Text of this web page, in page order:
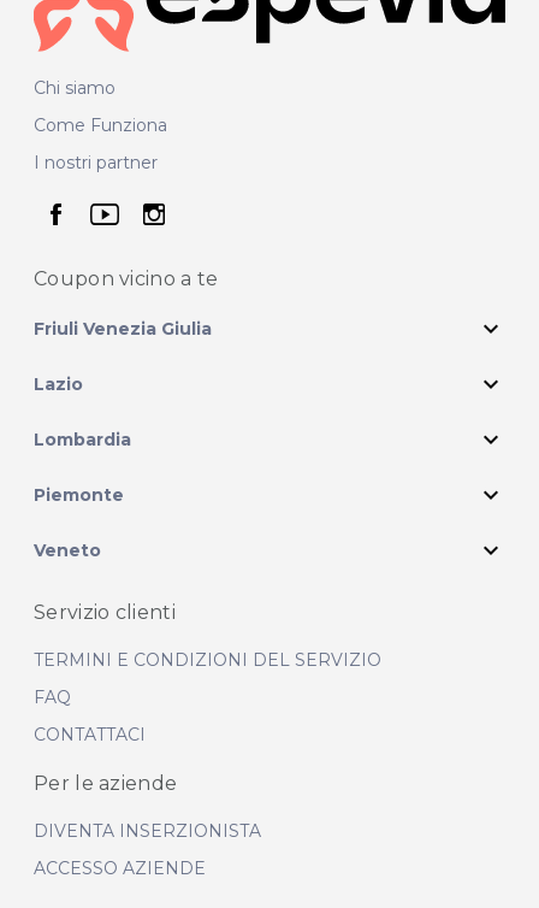
Chi siamo
Come Funziona
I nostri partner
seguici su facebook
seguici su youtube
seguici su instagram
Coupon vicino a te
Friuli Venezia Giulia expand_more
Lazio expand_more
Lombardia expand_more
Piemonte expand_more
Veneto expand_more
Servizio clienti
TERMINI E CONDIZIONI DEL SERVIZIO
FAQ
CONTATTACI
Per le aziende
DIVENTA INSERZIONISTA
ACCESSO AZIENDE